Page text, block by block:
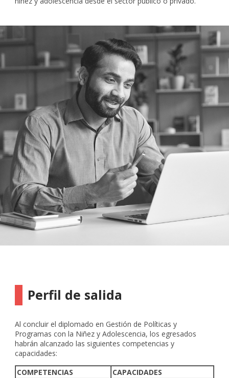
Perfil de salida
Al concluir el diplomado en Gestión de Políticas y
Programas con la Niñez y Adolescencia, los egresados
habrán alcanzado las siguientes competencias y
capacidades:
COMPETENCIAS
CAPACIDADES